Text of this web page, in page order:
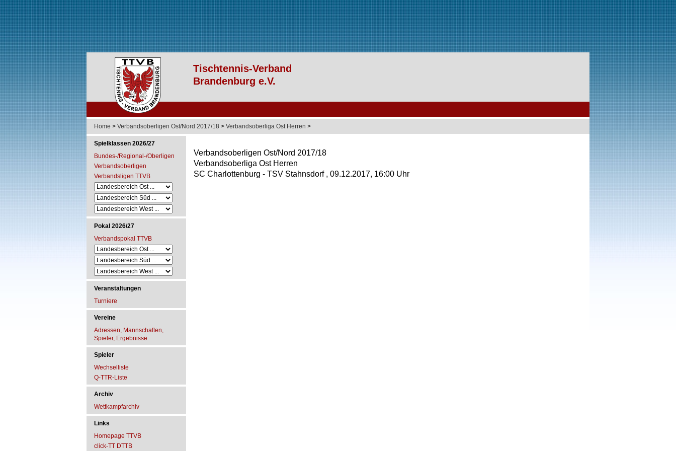
Home > Verbandsoberligen Ost/Nord 2017/18 > Verbandsoberliga Ost Herren >
Spielklassen 2026/27
Bundes-/Regional-/Oberligen
Verbandsoberligen
Verbandsligen TTVB
Pokal 2026/27
Verbandspokal TTVB
Veranstaltungen
Turniere
Vereine
Adressen, Mannschaften,
Spieler, Ergebnisse
Spieler
Wechselliste
Q-TTR-Liste
Archiv
Wettkampfarchiv
Links
Homepage TTVB
click-TT DTTB
Verbandsoberligen Ost/Nord 2017/18
Verbandsoberliga Ost Herren
SC Charlottenburg - TSV Stahnsdorf , 09.12.2017, 16:00 Uhr